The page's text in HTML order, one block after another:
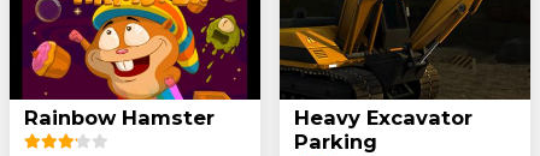
Rainbow Hamster
Heavy Excavator
Parking